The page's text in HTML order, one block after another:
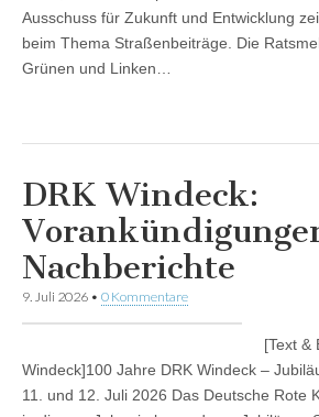
Ausschuss für Zukunft und Entwicklung
beim Thema Straßenbeiträge. Die
Grünen und Linken…
DRK Windeck:
Nachberichte
9. Juli 2026 • 0 Kommentare
[Text &
Windeck]100 Jahre DRK Windeck –
11. und 12. Juli 2026 Das Deutsche Rote